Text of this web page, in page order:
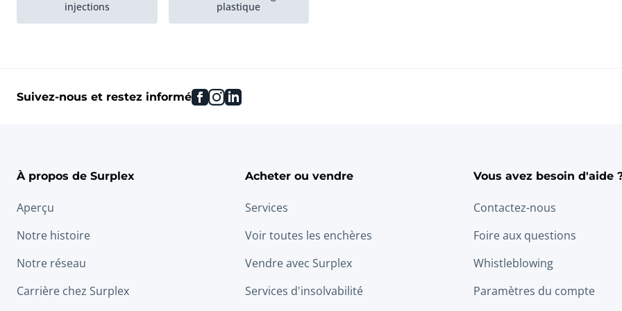
injections
plastique
Suivez-nous et restez informé facebook
instagram
linkedin
À propos de Surplex
Aperçu
Notre histoire
Notre réseau
Carrière chez Surplex
Acheter ou vendre
Services
Voir toutes les enchères
Vendre avec Surplex
Services d'insolvabilité
Vous avez besoin d'aide
Contactez-nous
Foire aux questions
Whistleblowing
Paramètres du compte